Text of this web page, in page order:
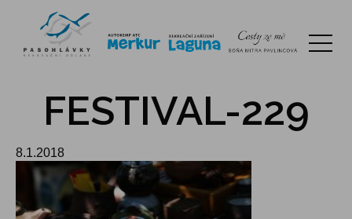
FESTIVAL-229
8.1.2018